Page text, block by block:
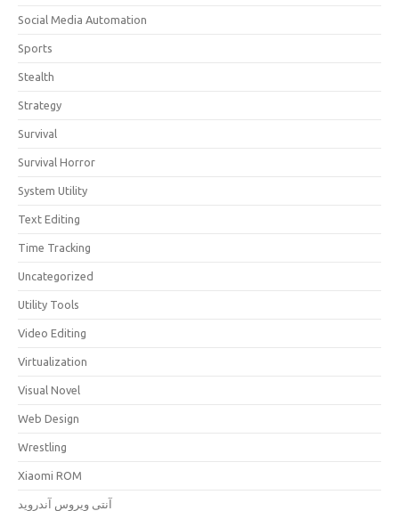
Social Media Automation
Sports
Stealth
Strategy
Survival
Survival Horror
System Utility
Text Editing
Time Tracking
Uncategorized
Utility Tools
Video Editing
Virtualization
Visual Novel
Web Design
Wrestling
Xiaomi ROM
آنتی ویروس آندروید